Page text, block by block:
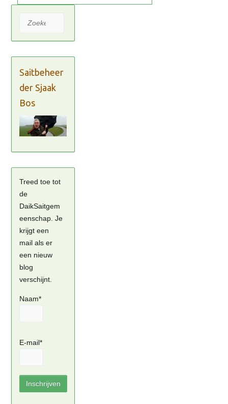
Zoeken
Saitbeheer
der Sjaak
Bos
Treed toe tot
de
DaikSaitgem
eenschap. Je
krijgt een
mail als er
een nieuw
blog
verschijnt.
Naam*
E-mail*